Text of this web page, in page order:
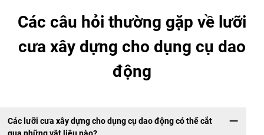
Các câu hỏi thường gặp về lưỡi
cưa xây dựng cho dụng cụ dao
động
Các lưỡi cưa xây dựng cho dụng cụ dao động có thể cắt